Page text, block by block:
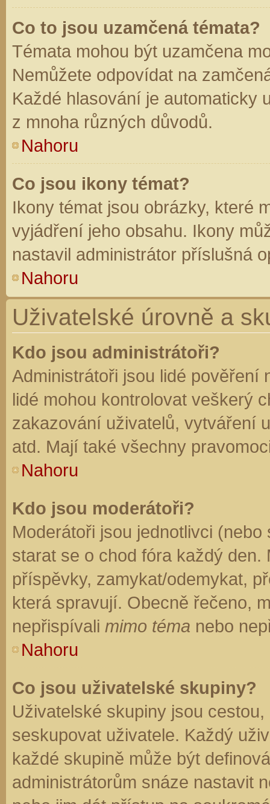
Co to jsou uzamčená témata?
Témata mohou být uzamčena
Nemůžete odpovídat na
Každé hlasování je automaticky
z mnoha různých důvodů.
Nahoru
Co jsou ikony témat?
Ikony témat jsou obrázky, které
vyjádření jeho obsahu. Ikony
nastavil administrátor příslušná
Nahoru
Uživatelské úrovně a
Kdo jsou administrátoři?
Administrátoři jsou lidé pověření
lidé mohou kontrolovat veškerý
zakazování uživatelů, vytváření
atd. Mají také všechny
Nahoru
Kdo jsou moderátoři?
Moderátoři jsou jednotlivci
starat se o chod fóra každý
příspěvky, zamykat/odemykat,
která spravují. Obecně řečeno,
nepřispívali mimo téma nebo
Nahoru
Co jsou uživatelské skupiny?
Uživatelské skupiny jsou
seskupovat uživatele. Každý
každé skupině může být
administrátorům snáze nastavit